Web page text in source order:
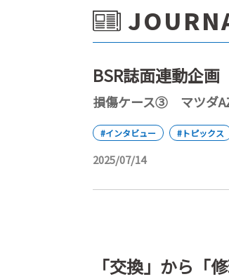
BSR誌面連動企
損傷ケース③ マツダAZ
#インタビュー #トピックス
2025/07/14
「交換」から「